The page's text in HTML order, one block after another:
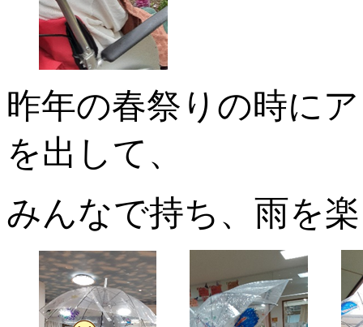
昨年の春祭りの時に
を出して、
みんなで持ち、雨を